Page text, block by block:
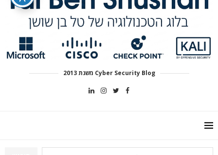
Cyber Security Blog משנת 2013